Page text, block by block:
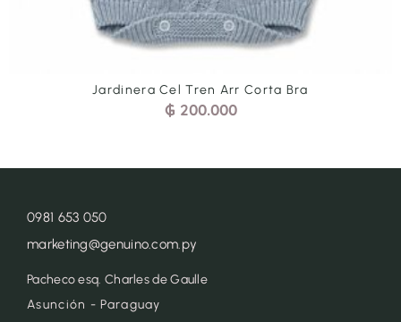
Jardinera Cel Tren Arr Corta Bra
₲ 200.000
0981 653 050
marketing@genuino.com.py
Pacheco esq. Charles de Gaulle
Asunción - Paraguay